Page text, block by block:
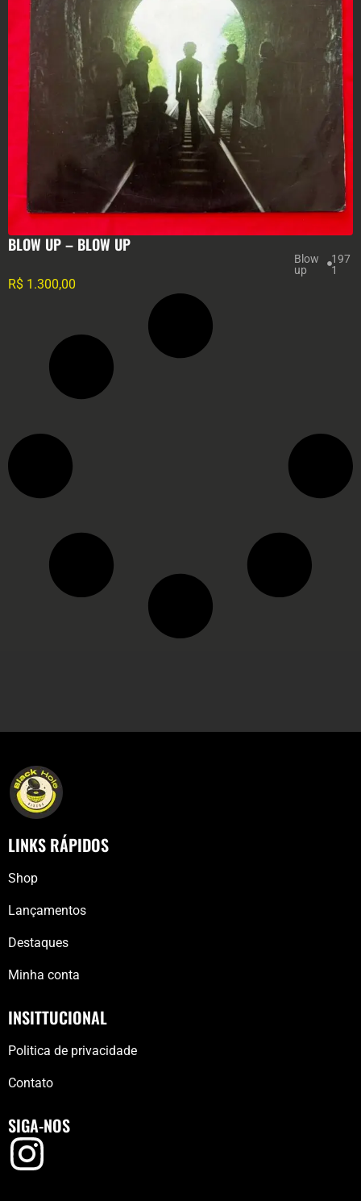
BLOW UP – BLOW UP
Blow
up
197
1
R$ 1.300,00
LINKS RÁPIDOS
Shop
Lançamentos
Destaques
Minha conta
INSITTUCIONAL
Politica de privacidade
Contato
SIGA-NOS